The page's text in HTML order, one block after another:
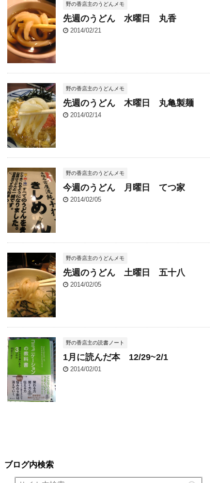
野の香店主のうどんメモ
先週のうどん 水曜日 丸香
2014/02/21
野の香店主のうどんメモ
先週のうどん 木曜日 丸亀製麺
2014/02/14
野の香店主のうどんメモ
今週のうどん 月曜日 てつ家
2014/02/05
野の香店主のうどんメモ
先週のうどん 土曜日 五十八
2014/02/05
野の香店主の読書ノート
1月に読んだ本 12/29~2/1
2014/02/01
ブログ内検索